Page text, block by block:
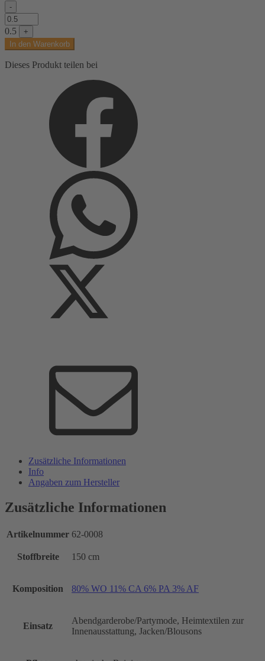
-
Cloqué,
abstrakt
gemustert,
gold
Menge
0.5
+
In den Warenkorb
Dieses Produkt teilen bei
Zusätzliche Informationen
Info
Angaben zum Hersteller
Zusätzliche Informationen
Artikelnummer 62-0008
Stoffbreite 150 cm
Komposition 80% WO 11% CA 6% PA 3% AF
Einsatz
Abendgarderobe/Partymode, Heimtextilen zur
Innenausstattung, Jacken/Blousons